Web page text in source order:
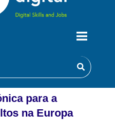
para a
na Europa